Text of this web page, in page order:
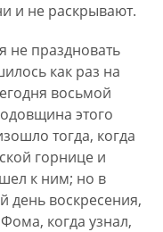
и не раскрывают.
не праздновать
как раз на
восьмой
этого
тогда, когда
горнице и
к ним; но в
воскресения,
когда узнал,